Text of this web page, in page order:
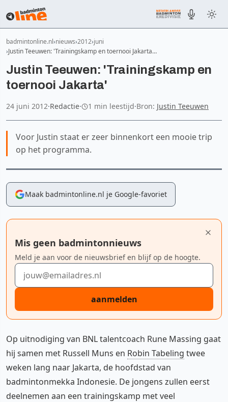
badmintonline.nl nieuws 2012 juni
Justin Teeuwen: 'Trainingskamp en toernooi Jakarta…
Justin Teeuwen: 'Trainingskamp en
toernooi Jakarta'
24 juni 2012·Redactie· 1 min leestijd·Bron: Justin Teeuwen
Voor Justin staat er zeer binnenkort een mooie trip
op het programma.
Maak badmintonline.nl je Google-favoriet
Mis geen badmintonnieuws
Meld je aan voor de nieuwsbrief en blijf op de hoogte.
E-mailadres
aanmelden
Op uitnodiging van BNL talentcoach Rune Massing gaat
hij samen met Russell Muns en Robin Tabeling twee
weken lang naar Jakarta, de hoofdstad van
badmintonmekka Indonesie. De jongens zullen eerst
deelnemen aan een trainingskamp met veel